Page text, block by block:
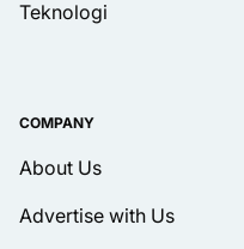
Teknologi
COMPANY
About Us
Advertise with Us